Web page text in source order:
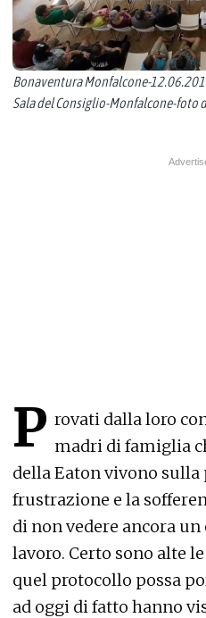
Bonaventura Monfalcone-
Sala del Consiglio-Monfalcone-foto
P rovati dalla loro
madri di famiglia
della Eaton vivono
frustrazione e la
di non vedere ancora
lavoro. Certo sono alte
quel protocollo possa
ad oggi di fatto hanno